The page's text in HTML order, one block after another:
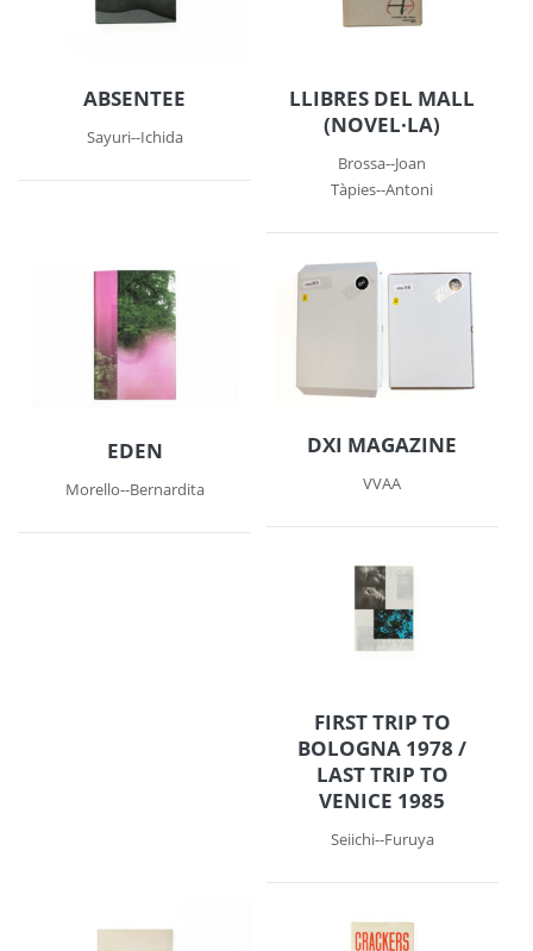
ABSENTEE
Sayuri--Ichida
LLIBRES DEL MALL
(NOVEL·LA)
Brossa--Joan
Tàpies--Antoni
EDEN
Morello--Bernardita
DXI MAGAZINE
VVAA
FIRST TRIP TO
BOLOGNA 1978 /
LAST TRIP TO
VENICE 1985
Seiichi--Furuya